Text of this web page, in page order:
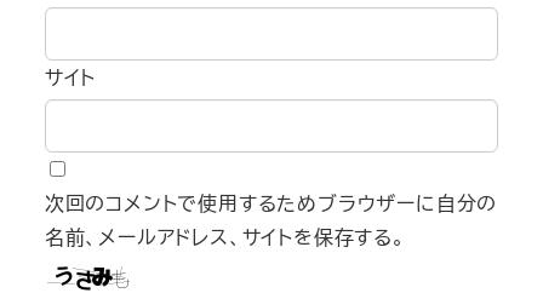
サイト
次回のコメントで使用するためブラウザーに自分の
名前、メールアドレス、サイトを保存する。